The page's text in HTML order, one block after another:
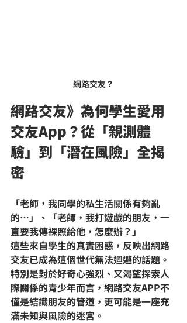
網路交友？
網路交友》為何學生愛用
交友App？從「親測體
驗」到「潛在風險」全揭
密
「老師，我同學的私生活關係有夠亂
的…」、「老師，我打遊戲的朋友，一
直要我傳裸照給他，怎麼辦？」
這些來自學生的真實困惑，反映出網路
交友已成為這個世代無法迴避的話題。
特別是對於好奇心強烈、又渴望探索人
際關係的青少年而言，網路交友APP不
僅是結識朋友的管道，更可能是一座充
滿未知與風險的迷宮。